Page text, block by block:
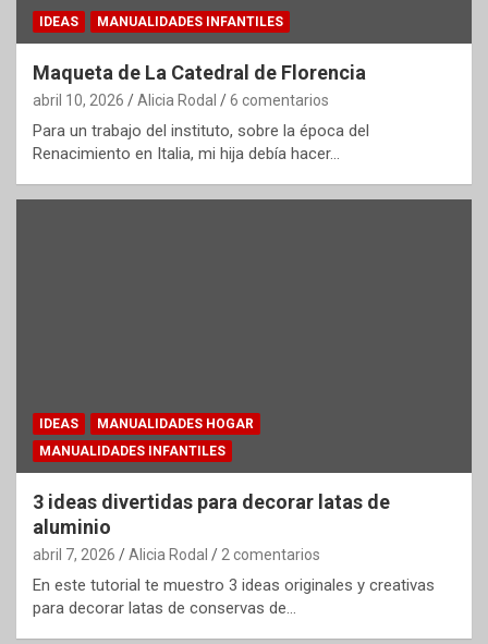
IDEAS MANUALIDADES INFANTILES
Maqueta de La Catedral de Florencia
abril 10, 2026 Alicia Rodal 6 comentarios
Para un trabajo del instituto, sobre la época del
Renacimiento en Italia, mi hija debía hacer…
IDEAS
MANUALIDADES HOGAR
MANUALIDADES INFANTILES
3 ideas divertidas para decorar latas de
aluminio
abril 7, 2026 Alicia Rodal 2 comentarios
En este tutorial te muestro 3 ideas originales y creativas
para decorar latas de conservas de…